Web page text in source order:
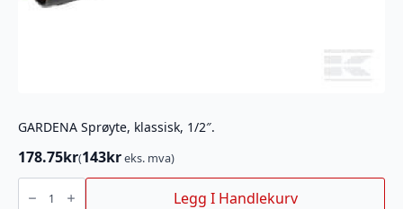
GARDENA Sprøyte, klassisk, 1/2″.
178.75kr(143kreks. mva)
GARDENA
Sprøyte,
klassisk, Legg I Handlekurv